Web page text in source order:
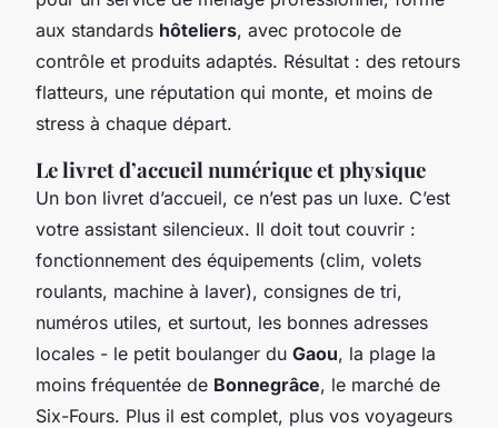
aux standards hôteliers, avec protocole de
contrôle et produits adaptés. Résultat : des retours
flatteurs, une réputation qui monte, et moins de
stress à chaque départ.
Le livret d’accueil numérique et physique
Un bon livret d’accueil, ce n’est pas un luxe. C’est
votre assistant silencieux. Il doit tout couvrir :
fonctionnement des équipements (clim, volets
roulants, machine à laver), consignes de tri,
numéros utiles, et surtout, les bonnes adresses
locales - le petit boulanger du Gaou, la plage la
moins fréquentée de Bonnegrâce, le marché de
Six-Fours. Plus il est complet, plus vos voyageurs